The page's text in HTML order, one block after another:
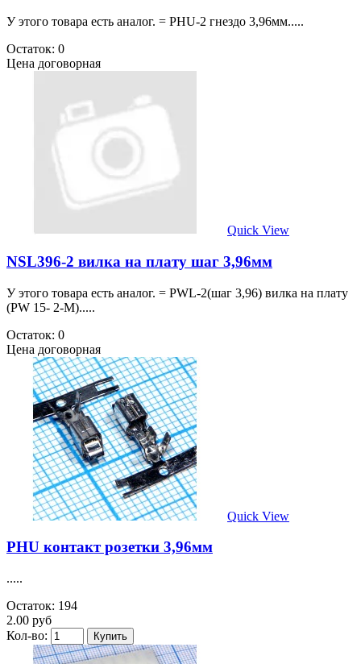
У этого товара есть аналог. = PHU-2 гнездо 3,96мм.....
Остаток: 0
Цена договорная
Quick View
NSL396-2 вилка на плату шаг 3,96мм
У этого товара есть аналог. = PWL-2(шаг 3,96) вилка на плату
(PW 15- 2-M).....
Остаток: 0
Цена договорная
Quick View
PHU контакт розетки 3,96мм
.....
Остаток: 194
2.00 руб
Кол-во: